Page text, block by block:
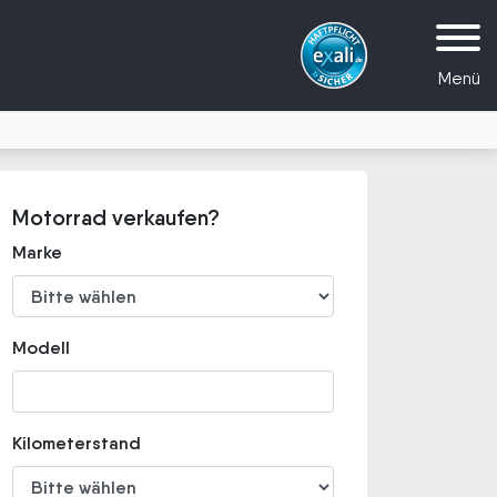
Menü
Motorrad verkaufen?
Marke
Modell
Kilometerstand